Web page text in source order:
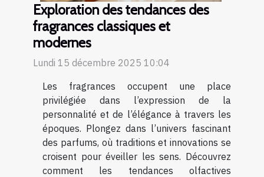
Exploration des tendances des
fragrances classiques et
modernes
Lundi 15 décembre 2025 10:04
Les fragrances occupent une place
privilégiée dans l’expression de la
personnalité et de l’élégance à travers les
époques. Plongez dans l’univers fascinant
des parfums, où traditions et innovations se
croisent pour éveiller les sens. Découvrez
comment les tendances olfactives